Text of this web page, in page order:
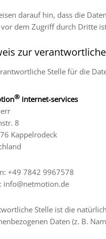
darauf hin, dass die
vor dem Zugriff durch Dritte
zur
Stelle für die
® internet-services
8
Kappelrodeck
+49 7842 9967578
info@netmotion.de
Stelle ist die
Daten (z. B.